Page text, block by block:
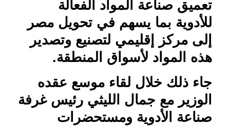
تعميق صناعة المواد الفعالة
للأدوية بما يسهم في تحويل مصر
إلى مركز إقليمي لتصنيع وتصدير
هذه المواد لأسواق المنطقة.
جاء ذلك خلال لقاء موسع عقده
الوزير مع جمال الليثي رئيس غرفة
صناعة الأدوية ومستحضرات